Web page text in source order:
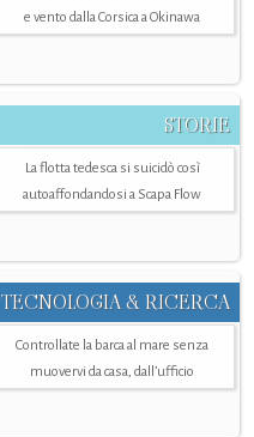
e vento dalla Corsica a Okinawa
STORIE
La flotta tedesca si suicidò così
autoaffondandosi a Scapa Flow
TECNOLOGIA & RICERCA
Controllate la barca al mare senza
muovervi da casa, dall’ufficio